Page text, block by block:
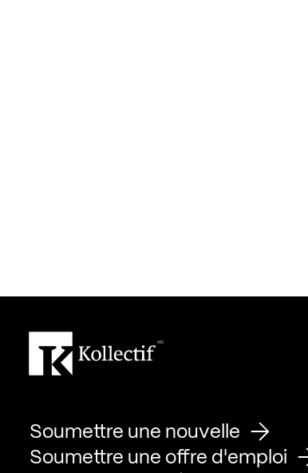
Soumettre une nouvelle
Soumettre une offre d'emploi